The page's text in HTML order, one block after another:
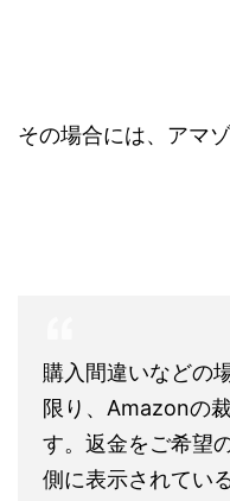
その場合には、アマ
購入間違いなどの
限り、Amazonの
す。返金をご希望
側に表示されてい